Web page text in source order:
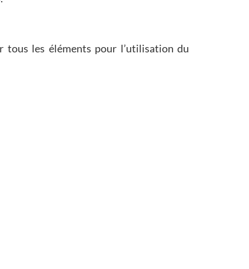
tous les éléments pour l’utilisation du